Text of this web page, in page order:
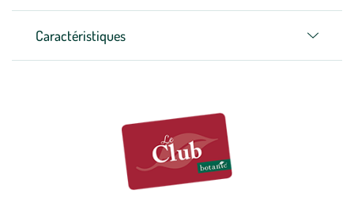
Caractéristiques